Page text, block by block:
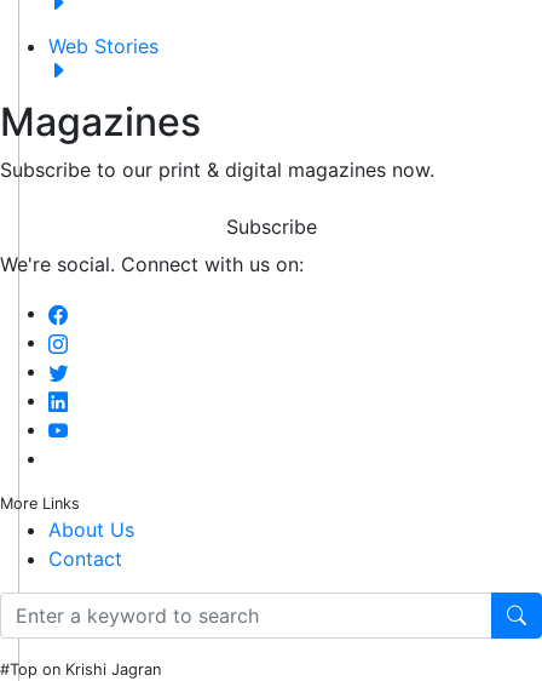
Web Stories
Magazines
Subscribe to our print & digital magazines now.
Subscribe
We're social. Connect with us on:
More Links
About Us
Contact
#Top on Krishi Jagran